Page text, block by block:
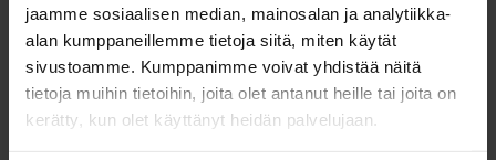
jaamme sosiaalisen median, mainosalan ja analytiikka-
alan kumppaneillemme tietoja siitä, miten käytät
sivustoamme. Kumppanimme voivat yhdistää näitä
tietoja muihin tietoihin, joita olet antanut heille tai joita on
kerätty, kun olet käyttänyt heidän palvelujaan.
Avoin tehtävä: Solution
Manager
LUE LISÄÄ